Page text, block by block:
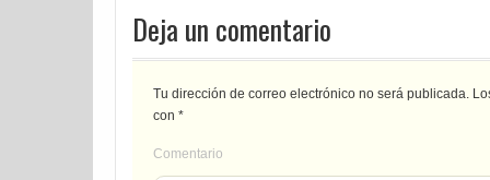
Deja un comentario
Tu dirección de correo electrónico no será publicada.
con *
Comentario